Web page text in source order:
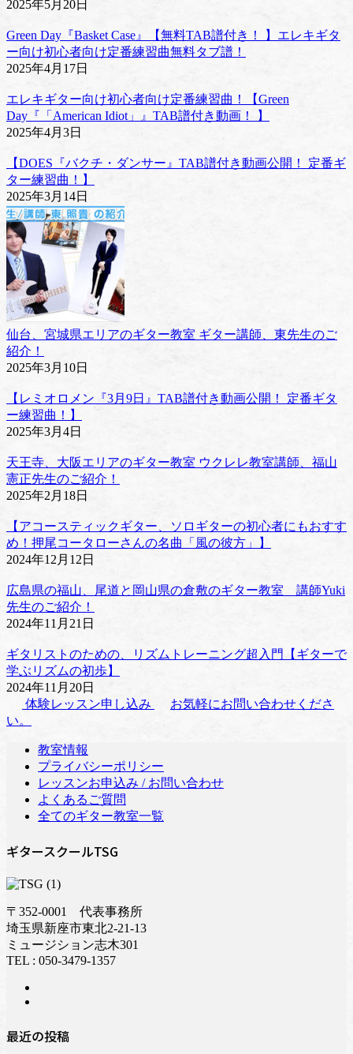
2025年5月20日
Green Day『Basket Case』【無料TAB譜付き！ 】エレキギタ
ー向け初心者向け定番練習曲無料タブ譜！
2025年4月17日
エレキギター向け初心者向け定番練習曲！【Green
Day『「American Idiot」』TAB譜付き動画！ 】
2025年4月3日
【DOES『バクチ・ダンサー』TAB譜付き動画公開！ 定番ギ
ター練習曲！】
2025年3月14日
仙台、宮城県エリアのギター教室 ギター講師、東先生のご
紹介！
2025年3月10日
【レミオロメン『3月9日』TAB譜付き動画公開！ 定番ギタ
ー練習曲！】
2025年3月4日
天王寺、大阪エリアのギター教室 ウクレレ教室講師、福山
憲正先生のご紹介！
2025年2月18日
【アコースティックギター、ソロギターの初心者にもおすす
め！押尾コータローさんの名曲「風の彼方」】
2024年12月12日
広島県の福山、尾道と岡山県の倉敷のギター教室 講師Yuki
先生のご紹介！
2024年11月21日
ギタリストのための、リズムトレーニング超入門【ギターで
学ぶリズムの初歩】
2024年11月20日
体験レッスン申し込み
お気軽にお問い合わせくださ
い。
教室情報
プライバシーポリシー
レッスンお申込み / お問い合わせ
よくあるご質問
全てのギター教室一覧
ギタースクールTSG
〒352-0001 代表事務所
埼玉県新座市東北2-21-13
ミュージション志木301
TEL : 050-3479-1357
最近の投稿